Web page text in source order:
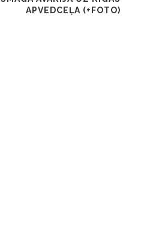
APVEDCEĻA (+FOTO)